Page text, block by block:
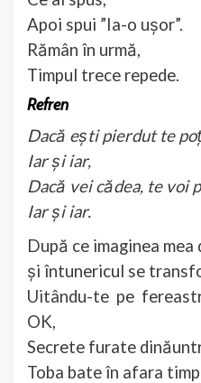
Apoi spui ”Ia-o ușor”.
Rămân în urmă,
Timpul trece repede.
Refren
Dacă ești pierdut te
Iar și iar,
Dacă vei cădea, te voi
Iar și iar.
După ce imaginea mea
și întunericul se
Uitându-te pe
OK,
Secrete furate
Toba bate în afara